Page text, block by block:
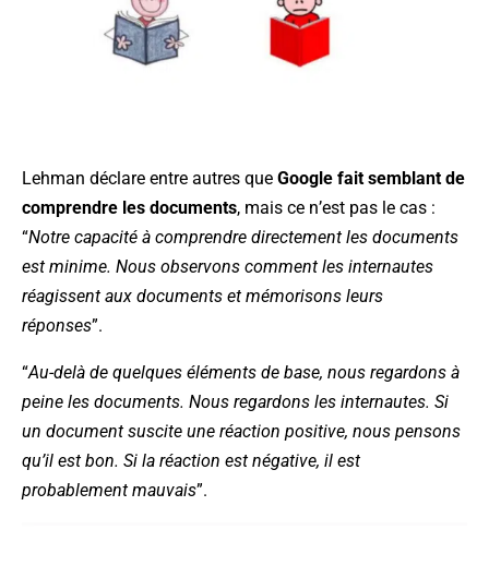
Lehman déclare entre autres que Google fait semblant de
comprendre les documents, mais ce n’est pas le cas :
“Notre capacité à comprendre directement les documents
est minime. Nous observons comment les internautes
réagissent aux documents et mémorisons leurs
réponses”.
“Au-delà de quelques éléments de base, nous regardons à
peine les documents. Nous regardons les internautes. Si
un document suscite une réaction positive, nous pensons
qu’il est bon. Si la réaction est négative, il est
probablement mauvais”.